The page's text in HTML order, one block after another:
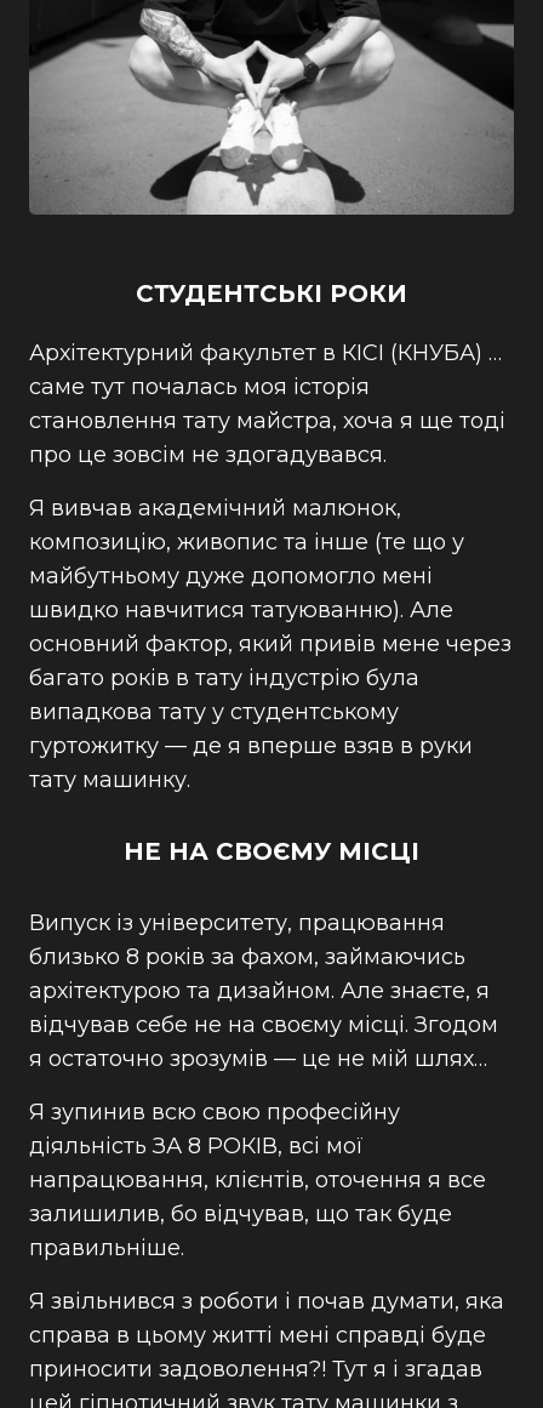
СТУДЕНТСЬКІ РОКИ
Архітектурний факультет в КІСІ (КНУБА) …
саме тут почалась моя історія
становлення тату майстра, хоча я ще тоді
про це зовсім не здогадувався.
Я вивчав академічний малюнок,
композицію, живопис та інше (те що у
майбутньому дуже допомогло мені
швидко навчитися татуюванню). Але
основний фактор, який привів мене через
багато років в тату індустрію була
випадкова тату у студентському
гуртожитку — де я вперше взяв в руки
тату машинку.
НЕ НА СВОЄМУ МІСЦІ
Випуск із університету, працювання
близько 8 років за фахом, займаючись
архітектурою та дизайном. Але знаєте, я
відчував себе не на своєму місці. Згодом
я остаточно зрозумів — це не мій шлях…
Я зупинив всю свою професійну
діяльність ЗА 8 РОКІВ, всі мої
напрацювання, клієнтів, оточення я все
залишилив, бо відчував, що так буде
правильніше.
Я звільнився з роботи і почав думати, яка
справа в цьому житті мені справді буде
приносити задоволення?! Тут я і згадав